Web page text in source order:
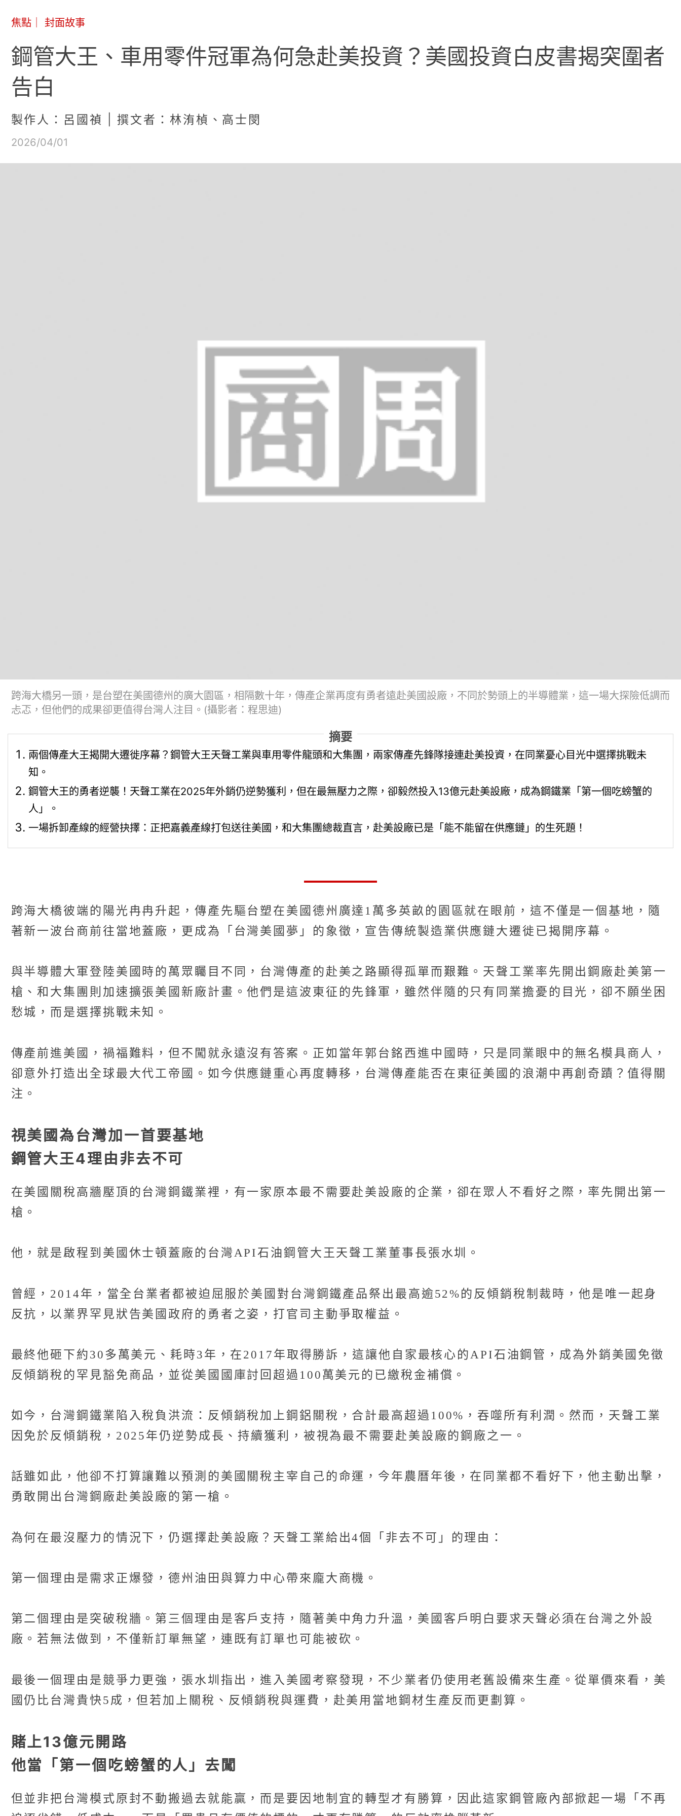
焦點｜ 封面故事
鋼管大王、車用零件冠軍為何急赴美投資？美國投資白皮書揭突圍者
告白
製作人：呂國禎 | 撰文者：林洧楨、高士閔
2026/04/01
跨海大橋另一頭，是台塑在美國德州的廣大園區，相隔數十年，傳產企業再度有勇者遠赴美國設廠，不同於勢頭上的半導體業，這一場大探險低調而
忐忑，但他們的成果卻更值得台灣人注目。(攝影者：程思迪)
摘要
兩個傳產大王揭開大遷徙序幕？鋼管大王天聲工業與車用零件龍頭和大集團，兩家傳產先鋒隊接連赴美投資，在同業憂心目光中選擇挑戰未
知。
鋼管大王的勇者逆襲！天聲工業在2025年外銷仍逆勢獲利，但在最無壓力之際，卻毅然投入13億元赴美設廠，成為鋼鐵業「第一個吃螃蟹的
人」。
一場拆卸產線的經營抉擇：正把嘉義產線打包送往美國，和大集團總裁直言，赴美設廠已是「能不能留在供應鏈」的生死題！
跨海大橋彼端的陽光冉冉升起，傳產先驅台塑在美國德州廣達1萬多英畝的園區就在眼前，這不僅是一個基地，隨
著新一波台商前往當地蓋廠，更成為「台灣美國夢」的象徵，宣告傳統製造業供應鏈大遷徙已揭開序幕。
與半導體大軍登陸美國時的萬眾矚目不同，台灣傳產的赴美之路顯得孤單而艱難。天聲工業率先開出鋼廠赴美第一
槍、和大集團則加速擴張美國新廠計畫。他們是這波東征的先鋒軍，雖然伴隨的只有同業擔憂的目光，卻不願坐困
愁城，而是選擇挑戰未知。
傳產前進美國，禍福難料，但不闖就永遠沒有答案。正如當年郭台銘西進中國時，只是同業眼中的無名模具商人，
卻意外打造出全球最大代工帝國。如今供應鏈重心再度轉移，台灣傳產能否在東征美國的浪潮中再創奇蹟？值得關
注。
視美國為台灣加一首要基地
鋼管大王4理由非去不可
在美國關稅高牆壓頂的台灣鋼鐵業裡，有一家原本最不需要赴美設廠的企業，卻在眾人不看好之際，率先開出第一
槍。
他，就是啟程到美國休士頓蓋廠的台灣API石油鋼管大王天聲工業董事長張水圳。
曾經，2014年，當全台業者都被迫屈服於美國對台灣鋼鐵產品祭出最高逾52%的反傾銷稅制裁時，他是唯一起身
反抗，以業界罕見狀告美國政府的勇者之姿，打官司主動爭取權益。
最終他砸下約30多萬美元、耗時3年，在2017年取得勝訴，這讓他自家最核心的API石油鋼管，成為外銷美國免徵
反傾銷稅的罕見豁免商品，並從美國國庫討回超過100萬美元的已繳稅金補償。
如今，台灣鋼鐵業陷入稅負洪流：反傾銷稅加上鋼鋁關稅，合計最高超過100%，吞噬所有利潤。然而，天聲工業
因免於反傾銷稅，2025年仍逆勢成長、持續獲利，被視為最不需要赴美設廠的鋼廠之一。
話雖如此，他卻不打算讓難以預測的美國關稅主宰自己的命運，今年農曆年後，在同業都不看好下，他主動出擊，
勇敢開出台灣鋼廠赴美設廠的第一槍。
為何在最沒壓力的情況下，仍選擇赴美設廠？天聲工業給出4個「非去不可」的理由：
第一個理由是需求正爆發，德州油田與算力中心帶來龐大商機。
第二個理由是突破稅牆。第三個理由是客戶支持，隨著美中角力升溫，美國客戶明白要求天聲必須在台灣之外設
廠。若無法做到，不僅新訂單無望，連既有訂單也可能被砍。
最後一個理由是競爭力更強，張水圳指出，進入美國考察發現，不少業者仍使用老舊設備來生產。從單價來看，美
國仍比台灣貴快5成，但若加上關稅、反傾銷稅與運費，赴美用當地鋼材生產反而更劃算。
賭上13億元開路
他當「第一個吃螃蟹的人」去闖
但並非把台灣模式原封不動搬過去就能贏，而是要因地制宜的轉型才有勝算，因此這家鋼管廠內部掀起一場「不再